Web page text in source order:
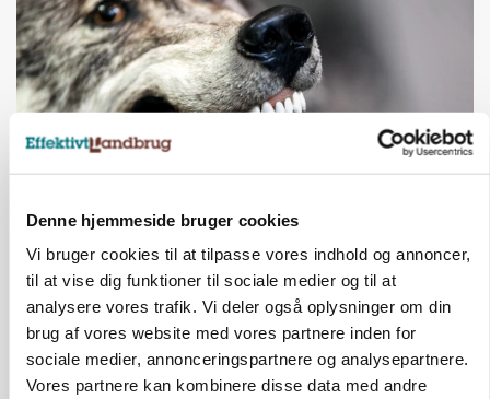
Denne hjemmeside bruger cookies
Vi bruger cookies til at tilpasse vores indhold og annoncer,
til at vise dig funktioner til sociale medier og til at
analysere vores trafik. Vi deler også oplysninger om din
brug af vores website med vores partnere inden for
sociale medier, annonceringspartnere og analysepartnere.
Vores partnere kan kombinere disse data med andre
ULVE
Landmand vågnede ved lyden af skrigende kvier:
Ulven stod på foderbordet
Annonce
MARKED